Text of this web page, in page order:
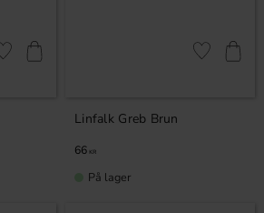
Gem som favorit
Linfalk Greb Brun
66 KR
Gem som
På lager